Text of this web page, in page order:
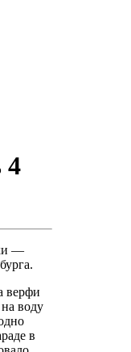
4
—
верфи
воду
в